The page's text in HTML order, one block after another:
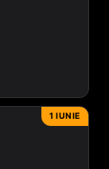
1 IUNIE